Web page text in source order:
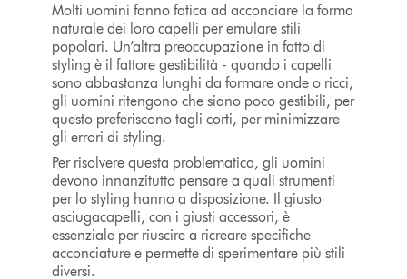
Molti uomini fanno fatica ad acconciare la forma
naturale dei loro capelli per emulare stili
popolari. Un’altra preoccupazione in fatto di
styling è il fattore gestibilità - quando i capelli
sono abbastanza lunghi da formare onde o ricci,
gli uomini ritengono che siano poco gestibili, per
questo preferiscono tagli corti, per minimizzare
gli errori di styling.
Per risolvere questa problematica, gli uomini
devono innanzitutto pensare a quali strumenti
per lo styling hanno a disposizione. Il giusto
asciugacapelli, con i giusti accessori, è
essenziale per riuscire a ricreare specifiche
acconciature e permette di sperimentare più stili
diversi.